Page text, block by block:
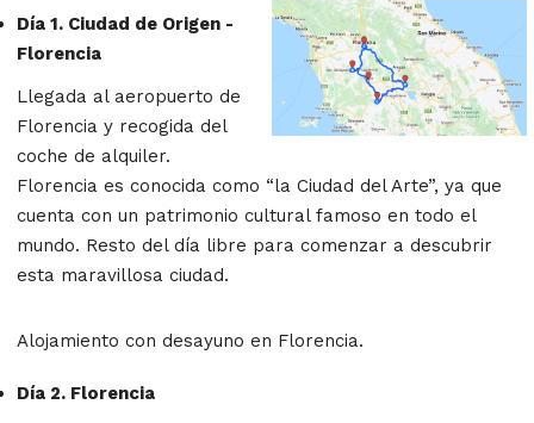
Día 1. Ciudad de Origen -
Florencia
Llegada al aeropuerto de
Florencia y recogida del
coche de alquiler.
Florencia es conocida como “la Ciudad del Arte”, ya que
cuenta con un patrimonio cultural famoso en todo el
mundo. Resto del día libre para comenzar a descubrir
esta maravillosa ciudad.
Alojamiento con desayuno en Florencia.
Día 2. Florencia